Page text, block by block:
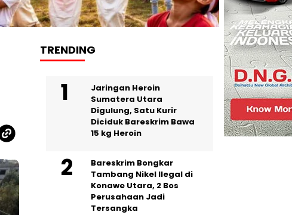
TRENDING
Jaringan Heroin
Sumatera Utara
Digulung, Satu Kurir
Diciduk Bareskrim Bawa
15 kg Heroin
Bareskrim Bongkar
Tambang Nikel Ilegal di
Konawe Utara, 2 Bos
Perusahaan Jadi
Tersangka